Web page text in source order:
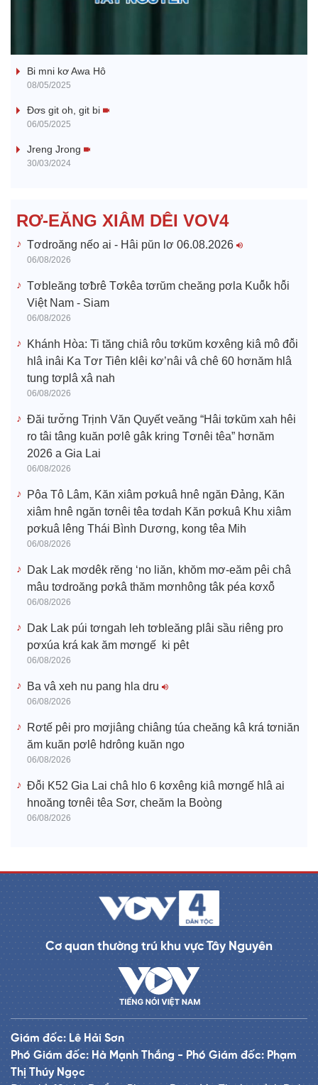
a
e
o
Bi mni kơ Awa Hô
08/05/2025
Đơs git oh, git bi
06/05/2025
Jreng Jrong
30/03/2024
RƠ-EĂNG XIÂM DÊI VOV4
Tơdroăng nếo ai - Hâi pŭn lơ 06.08.2026
06/08/2026
Tơbleăng tơƀrê Tơkêa tơrŭm cheăng pơla Kuô̆k hô̆i
Việt Nam - Siam
06/08/2026
Khánh Hòa: Ti tăng chiâ rôu tơkŭm kơxêng kiâ mô đô̆i
hlâ inâi Ka Tơr Tiên klêi kơ’nâi vâ chê 60 hơnăm hlâ
tung tơplâ xâ nah
06/08/2026
Đăi tươ̆ng Trịnh Văn Quyết veăng “Hâi tơkŭm xah hêi
ro tâi tâng kuăn pơlê gâk kring Tơnêi têa” hơnăm
2026 a Gia Lai
06/08/2026
Pôa Tô Lâm, Kăn xiâm pơkuâ hnê ngăn Đảng, Kăn
xiâm hnê ngăn tơnêi têa tơdah Kăn pơkuâ Khu xiâm
pơkuâ lêng Thái Bình Dương, kong têa Mih
06/08/2026
Dak Lak mơdêk rĕng ‘no liăn, khŏm mơ-eăm pêi châ
mâu tơdroăng pơkâ thăm mơnhông tâk péa kơxô̆
06/08/2026
Dak Lak púi tơngah leh tơbleăng plâi sầu riêng pro
pơxúa krá kak ăm mơngế ki pêt
06/08/2026
Ba vâ xeh nu pang hla dru
06/08/2026
Rơtế pêi pro mơjiâng chiâng túa cheăng kâ krá tơniăn
ăm kuăn pơlê hdrông kuăn ngo
06/08/2026
Đô̆i K52 Gia Lai châ hlo 6 kơxêng kiâ mơngế hlâ ai
hnoăng tơnêi têa Sơr, cheăm Ia Boòng
06/08/2026
Cơ quan thường trú khu vực Tây Nguyên
Giám đốc: Lê Hải Sơn
Phó Giám đốc: Hà Mạnh Thắng - Phó Giám đốc: Phạm
Thị Thúy Ngọc